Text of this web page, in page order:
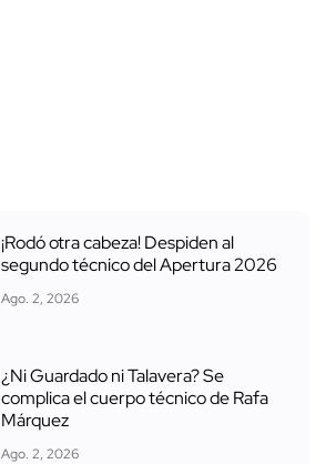
¡Rodó otra cabeza! Despiden al
segundo técnico del Apertura 2026
Ago. 2, 2026
¿Ni Guardado ni Talavera? Se
complica el cuerpo técnico de Rafa
Márquez
Ago. 2, 2026